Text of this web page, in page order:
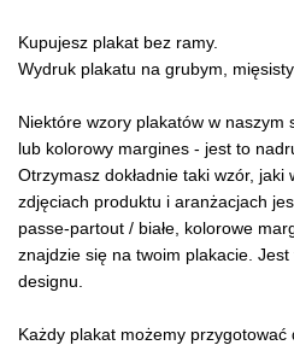
Kupujesz plakat bez ramy.
Wydruk plakatu na grubym,
Niektóre wzory plakatów w naszym
lub kolorowy margines - jest to
Otrzymasz dokładnie taki wzór,
zdjęciach produktu i aranżacjach
passe-partout / białe, kolorowe
znajdzie się na twoim plakacie.
designu.
Każdy plakat możemy